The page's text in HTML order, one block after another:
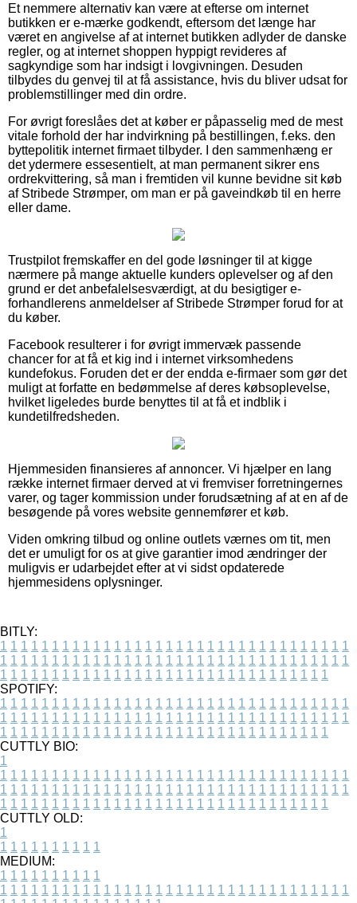
Et nemmere alternativ kan være at efterse om internet
butikken er e-mærke godkendt, eftersom det længe har
været en angivelse af at internet butikken adlyder de danske
regler, og at internet shoppen hyppigt revideres af
sagkyndige som har indsigt i lovgivningen. Desuden
tilbydes du genvej til at få assistance, hvis du bliver udsat for
problemstillinger med din ordre.
For øvrigt foreslåes det at køber er påpasselig med de mest
vitale forhold der har indvirkning på bestillingen, f.eks. den
byttepolitik internet firmaet tilbyder. I den sammenhæng er
det ydermere essesentielt, at man permanent sikrer ens
ordrekvittering, så man i fremtiden vil kunne bevidne sit køb
af Stribede Strømper, om man er på gaveindkøb til en herre
eller dame.
Trustpilot fremskaffer en del gode løsninger til at kigge
nærmere på mange aktuelle kunders oplevelser og af den
grund er det anbefalelsesværdigt, at du besigtiger e-
forhandlerens anmeldelser af Stribede Strømper forud for at
du køber.
Facebook resulterer i for øvrigt immervæk passende
chancer for at få et kig ind i internet virksomhedens
kundefokus. Foruden det er der endda e-firmaer som gør det
muligt at forfatte en bedømmelse af deres købsoplevelse,
hvilket ligeledes burde benyttes til at få et indblik i
kundetilfredsheden.
Hjemmesiden finansieres af annoncer. Vi hjælper en lang
række internet firmaer derved at vi fremviser forretningernes
varer, og tager kommission under forudsætning af at en af de
besøgende på vores website gennemfører et køb.
Viden omkring tilbud og online outlets værnes om tit, men
det er umuligt for os at give garantier imod ændringer der
muligvis er udarbejdet efter at vi sidst opdaterede
hjemmesidens oplysninger.
BITLY:
1 1 1 1 1 1 1 1 1 1 1 1 1 1 1 1 1 1 1 1 1 1 1 1 1 1 1 1 1 1 1 1 1 1
1 1 1 1 1 1 1 1 1 1 1 1 1 1 1 1 1 1 1 1 1 1 1 1 1 1 1 1 1 1 1 1 1 1
1 1 1 1 1 1 1 1 1 1 1 1 1 1 1 1 1 1 1 1 1 1 1 1 1 1 1 1 1 1 1 1
SPOTIFY:
1 1 1 1 1 1 1 1 1 1 1 1 1 1 1 1 1 1 1 1 1 1 1 1 1 1 1 1 1 1 1 1 1 1
1 1 1 1 1 1 1 1 1 1 1 1 1 1 1 1 1 1 1 1 1 1 1 1 1 1 1 1 1 1 1 1 1 1
1 1 1 1 1 1 1 1 1 1 1 1 1 1 1 1 1 1 1 1 1 1 1 1 1 1 1 1 1 1 1 1
CUTTLY BIO:
1
1 1 1 1 1 1 1 1 1 1 1 1 1 1 1 1 1 1 1 1 1 1 1 1 1 1 1 1 1 1 1 1 1 1
1 1 1 1 1 1 1 1 1 1 1 1 1 1 1 1 1 1 1 1 1 1 1 1 1 1 1 1 1 1 1 1 1 1
1 1 1 1 1 1 1 1 1 1 1 1 1 1 1 1 1 1 1 1 1 1 1 1 1 1 1 1 1 1 1 1
CUTTLY OLD:
1
1 1 1 1 1 1 1 1 1 1
MEDIUM:
1 1 1 1 1 1 1 1 1 1
1 1 1 1 1 1 1 1 1 1 1 1 1 1 1 1 1 1 1 1 1 1 1 1 1 1 1 1 1 1 1 1 1 1